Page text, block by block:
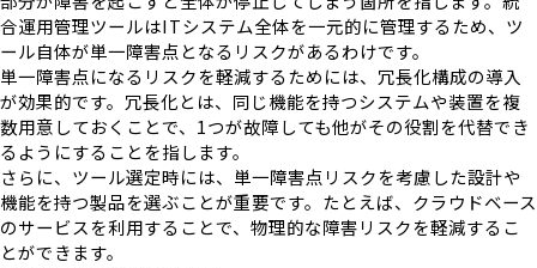
合運用管理ツールはITシステム全体を一元的に管理するため、ツ
ール自体が単一障害点となるリスクがあるわけです。
単一障害点になるリスクを軽減するためには、冗長化構成の導入
が効果的です。冗長化とは、同じ機能を持つシステムや装置を複
数用意しておくことで、1つが故障しても他がその役割を代替でき
るようにすることを指します。
さらに、ツール選定時には、単一障害点リスクを考慮した設計や
機能を持つ製品を選ぶことが重要です。たとえば、クラウドベース
のサービスを利用することで、物理的な障害リスクを軽減するこ
とができます。